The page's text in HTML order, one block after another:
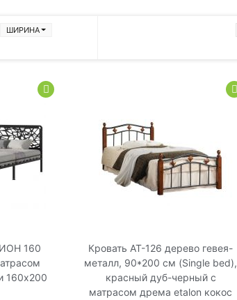
ШИРИНА
160
160х200
Кровать AT-126 дерево гевея-
металл, 90*200 см (Single bed),
красный дуб-черный с
матрасом дрема etalon кокос